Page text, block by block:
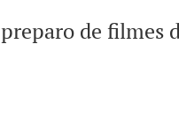
de filmes